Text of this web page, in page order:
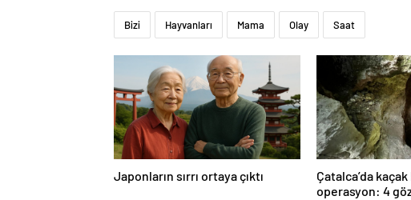
Bizi Hayvanları Mama Olay Saat
Japonların sırrı ortaya çıktı
Çatalca’da
operasyon: 4